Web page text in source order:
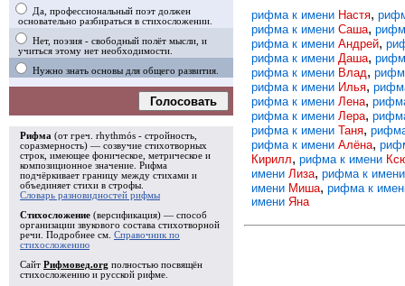
Да, профессиональный поэт должен
основательно разбираться в стихосложении.
Нет, поэзия - свободный полёт мысли, и
учиться этому нет необходимости.
Нужно знать основы для общего развития.
Голосовать
Рифма (от греч. rhythmós - стройность,
соразмерность) — созвучие стихотворных
строк, имеющее фоническое, метрическое и
композиционное значение. Рифма
подчёркивает границу между стихами и
объединяет стихи в строфы
Словарь разновидностей рифмы
Стихосложение (версификация) — способ
организации звукового состава стихотворной
речи. Подробнее см. Справочник по
стихосложению
Сайт Рифмовед.org полностью посвящён
стихосложению и русской рифме.
рифма к имени Настя,
рифма к имени Саша,
рифма к имени Андрей,
рифма к имени Даша,
рифма к имени Влад,
рифма к имени Илья,
рифма к имени Лена,
рифма к имени Лера,
рифма к имени Таня,
рифма к имени Алёна,
Кирилл, рифма к имени
имени Лиза, рифма к
имени Миша, рифма к
имени Яна